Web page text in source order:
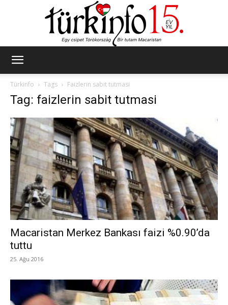
Türkinfo
Tags Faizlerin sabit tutmasi
Tag: faizlerin sabit tutmasi
Macaristan Merkez Bankası faizi %0.90’da
tuttu
25. Ağu 2016